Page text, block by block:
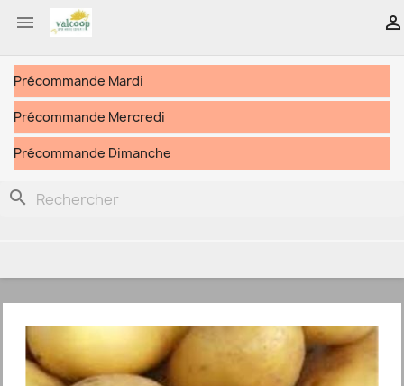
 
Précommande Mardi
Précommande Mercredi
Précommande Dimanche
search